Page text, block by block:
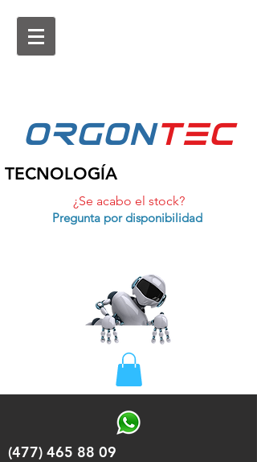
ORGONtEc
TECNOLOGÍA
¿Se acabo el stock?
Pregunta por disponibilidad
(477) 465 88 09